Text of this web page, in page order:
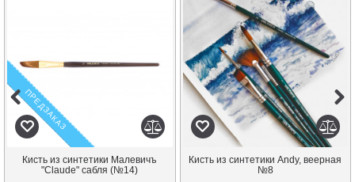
ПРЕДЗАКАЗ
Кисть из синтетики Малевичъ
"Claude" сабля (№14)
Кисть из синтетики Andy, веерная
№8